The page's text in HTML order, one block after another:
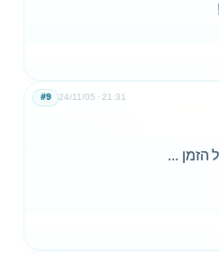
24/11/05 21:31
#9
הזמן ...